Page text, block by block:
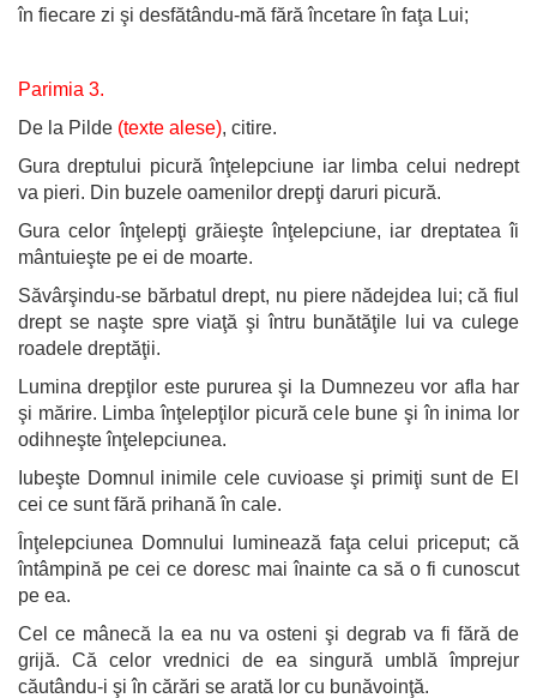
în fiecare zi şi desfătându-mă fără încetare în faţa Lui;
Parimia 3.
De la Pilde (texte alese), citire.
Gura dreptului picură înţelepciune iar limba celui nedrept
va pieri. Din buzele oamenilor drepţi daruri picură.
Gura celor înţelepţi grăieşte înţelepciune, iar dreptatea îi
mântuieşte pe ei de moarte.
Săvârşindu-se bărbatul drept, nu piere nădejdea lui; că fiul
drept se naşte spre viaţă şi întru bunătăţile lui va culege
roadele dreptăţii.
Lumina drepţilor este pururea şi la Dumnezeu vor afla har
şi mărire. Limba înţelepţilor picură cele bune şi în inima lor
odihneşte înţelepciunea.
Iubeşte Domnul inimile cele cuvioase şi primiţi sunt de El
cei ce sunt fără prihană în cale.
Înţelepciunea Domnului luminează faţa celui priceput; că
întâmpină pe cei ce doresc mai înainte ca să o fi cunoscut
pe ea.
Cel ce mânecă la ea nu va osteni şi degrab va fi fără de
grijă. Că celor vrednici de ea singură umblă împrejur
căutându-i şi în cărări se arată lor cu bunăvoinţă.